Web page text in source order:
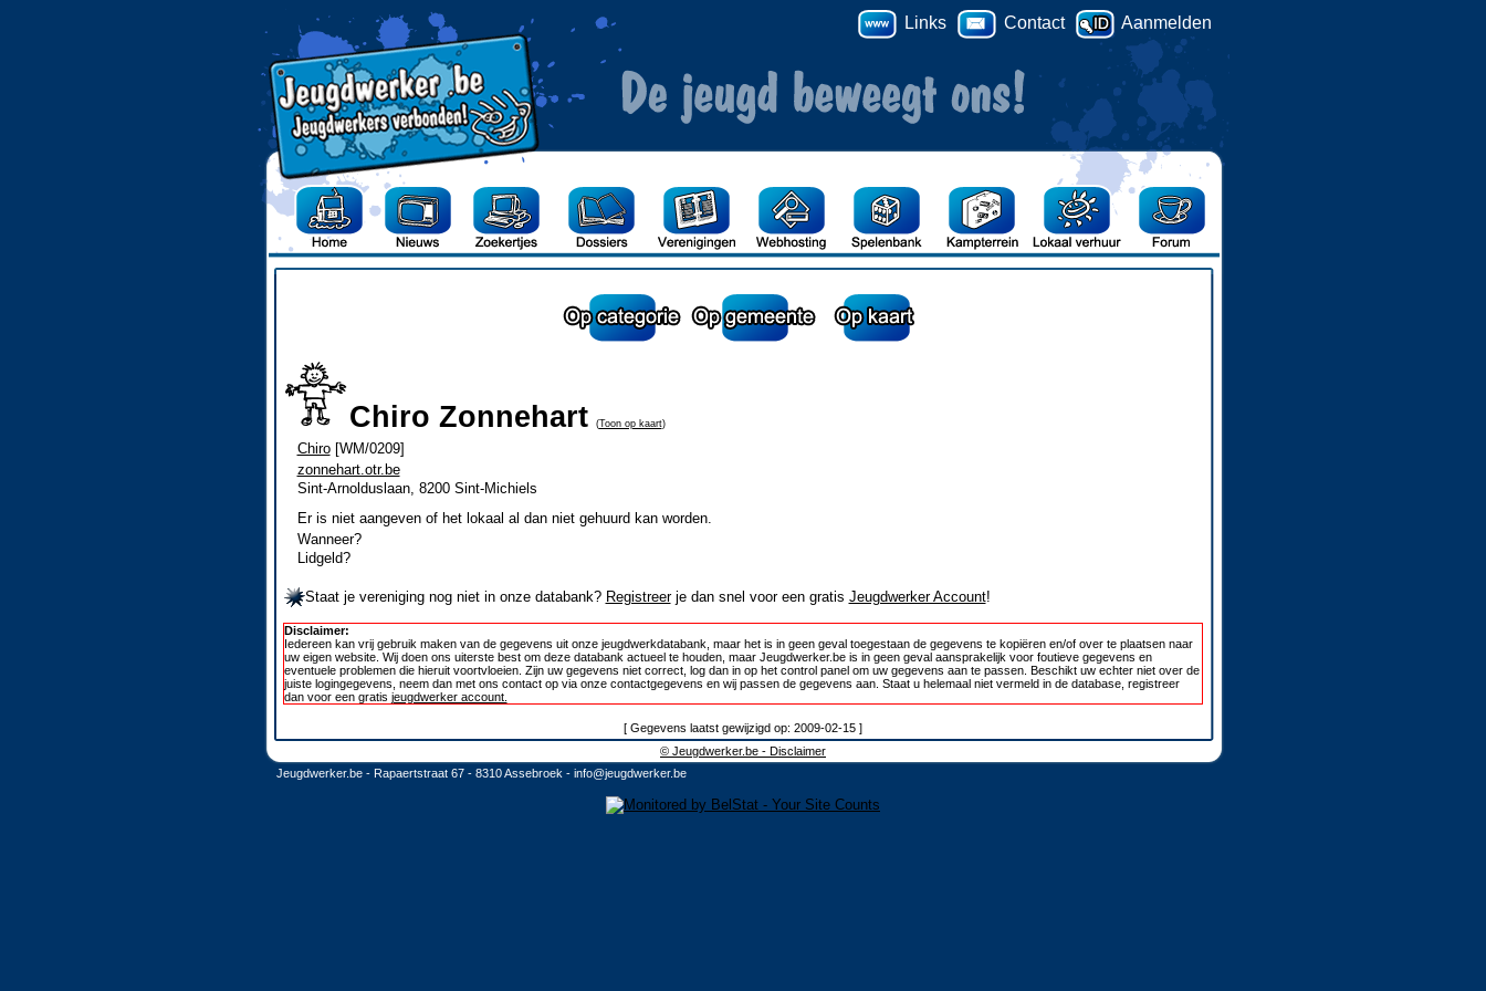
Links Contact Aanmelden
Chiro Zonnehart (Toon op kaart)
Chiro[WM/0209]
zonnehart.otr.be
Sint-Arnolduslaan, 8200 Sint-Michiels
Er is niet aangeven of het lokaal al dan niet gehuurd kan worden.
Wanneer?
Lidgeld?
Staat je vereniging nog niet in onze databank? Registreerje dan snel voor een gratis Jeugdwerker Account!
Disclaimer:
Iedereen kan vrij gebruik maken van de gegevens uit onze jeugdwerkdatabank, maar het is in geen geval toegestaan de gegevens te kopiëren en/of over te plaatsen naar
uw eigen website. Wij doen ons uiterste best om deze databank actueel te houden, maar Jeugdwerker.be is in geen geval aansprakelijk voor foutieve gegevens en
eventuele problemen die hieruit voortvloeien. Zijn uw gegevens niet correct, log dan in op het control panel om uw gegevens aan te passen. Beschikt uw echter niet over de
juiste logingegevens, neem dan met ons contact op via onze contactgegevens en wij passen de gegevens aan. Staat u helemaal niet vermeld in de database, registreer
dan voor een gratis jeugdwerker account.
[ Gegevens laatst gewijzigd op: 2009-02-15 ]
© Jeugdwerker.be - Disclaimer
Jeugdwerker.be - Rapaertstraat 67 - 8310 Assebroek - info@jeugdwerker.be